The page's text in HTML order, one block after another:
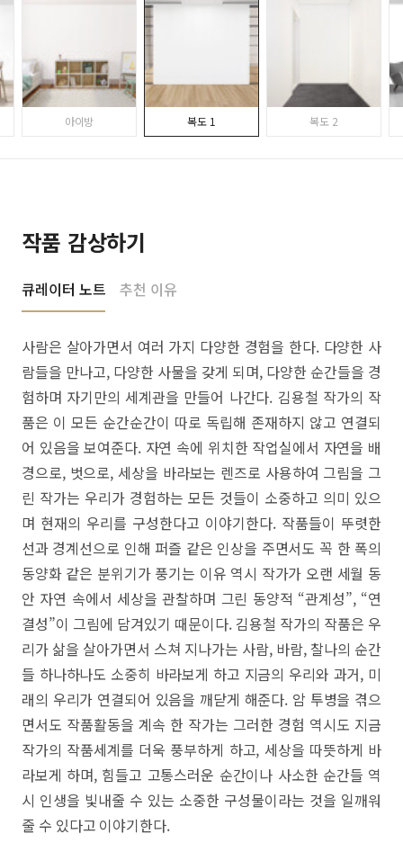
아이방 복도 1 복도 2
작품 감상하기
큐레이터 노트 추천 이유
사람은 살아가면서 여러 가지 다양한 경험을 한다. 다양한 사
람들을 만나고, 다양한 사물을 갖게 되며, 다양한 순간들을 경
험하며 자기만의 세계관을 만들어 나간다. 김용철 작가의 작
품은 이 모든 순간순간이 따로 독립해 존재하지 않고 연결되
어 있음을 보여준다. 자연 속에 위치한 작업실에서 자연을 배
경으로, 벗으로, 세상을 바라보는 렌즈로 사용하여 그림을 그
린 작가는 우리가 경험하는 모든 것들이 소중하고 의미 있으
며 현재의 우리를 구성한다고 이야기한다. 작품들이 뚜렷한
선과 경계선으로 인해 퍼즐 같은 인상을 주면서도 꼭 한 폭의
동양화 같은 분위기가 풍기는 이유 역시 작가가 오랜 세월 동
안 자연 속에서 세상을 관찰하며 그린 동양적 “관계성”, “연
결성”이 그림에 담겨있기 때문이다. 김용철 작가의 작품은 우
리가 삶을 살아가면서 스쳐 지나가는 사람, 바람, 찰나의 순간
들 하나하나도 소중히 바라보게 하고 지금의 우리와 과거, 미
래의 우리가 연결되어 있음을 깨닫게 해준다. 암 투병을 겪으
면서도 작품활동을 계속 한 작가는 그러한 경험 역시도 지금
작가의 작품세계를 더욱 풍부하게 하고, 세상을 따뜻하게 바
라보게 하며, 힘들고 고통스러운 순간이나 사소한 순간들 역
시 인생을 빛내줄 수 있는 소중한 구성물이라는 것을 일깨워
줄 수 있다고 이야기한다.